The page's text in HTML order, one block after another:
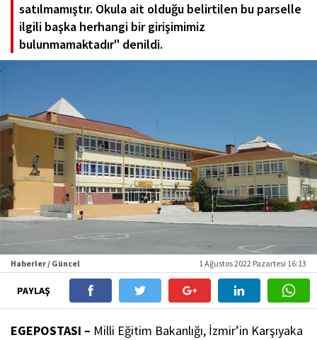
satılmamıştır. Okula ait olduğu belirtilen bu parselle
ilgili başka herhangi bir girişimimiz
bulunmamaktadır" denildi.
Haberler / Güncel 1 Ağustos 2022 Pazartesi 16:13
PAYLAŞ
EGEPOSTASI – Milli Eğitim Bakanlığı, İzmir’in Karşıyaka